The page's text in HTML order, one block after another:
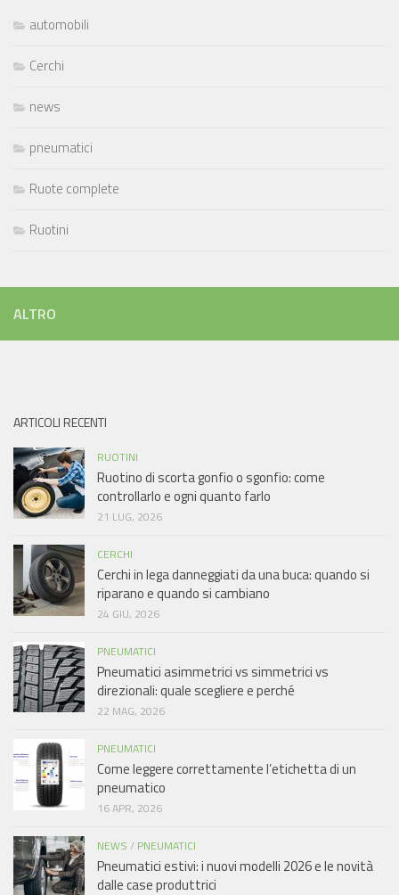
automobili
Cerchi
news
pneumatici
Ruote complete
Ruotini
ALTRO
ARTICOLI RECENTI
RUOTINI
Ruotino di scorta gonfio o sgonfio: come
controllarlo e ogni quanto farlo
21 LUG, 2026
CERCHI
Cerchi in lega danneggiati da una buca: quando si
riparano e quando si cambiano
24 GIU, 2026
PNEUMATICI
Pneumatici asimmetrici vs simmetrici vs
direzionali: quale scegliere e perché
22 MAG, 2026
PNEUMATICI
Come leggere correttamente l’etichetta di un
pneumatico
16 APR, 2026
NEWS / PNEUMATICI
Pneumatici estivi: i nuovi modelli 2026 e le novità
dalle case produttrici